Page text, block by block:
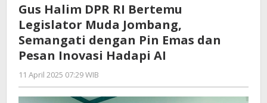
RI
Bertemu
Legislator
Muda
Jombang,
dengan
Gus Halim DPR RI Bertemu
Legislator Muda Jombang,
Semangati dengan Pin Emas dan
Pesan Inovasi Hadapi AI
11 April 2025 07:29 WIB
Andika
DP